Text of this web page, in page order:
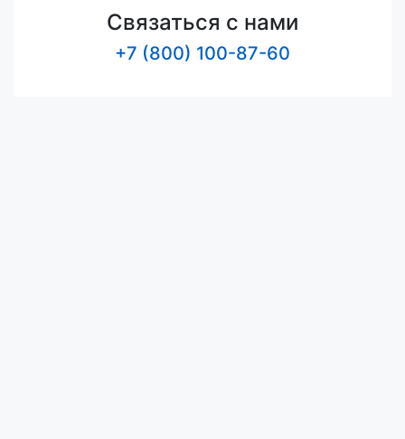
Связаться с нами
+7 (800) 100-87-60